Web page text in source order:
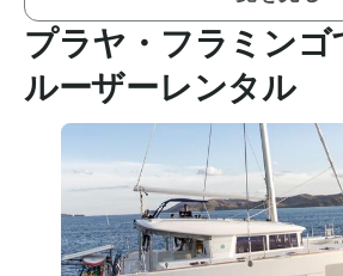
プラヤ・フラミンゴ
ルーザーレンタル